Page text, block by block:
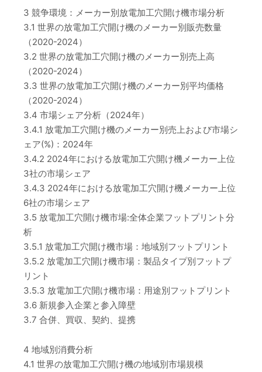
3 競争環境：メーカー別放電加工穴開け機市場分析
3.1 世界の放電加工穴開け機のメーカー別販売数量
（2020-2024）
3.2 世界の放電加工穴開け機のメーカー別売上高
（2020-2024）
3.3 世界の放電加工穴開け機のメーカー別平均価格
（2020-2024）
3.4 市場シェア分析（2024年）
3.4.1 放電加工穴開け機のメーカー別売上および市場シ
ェア(%)：2024年
3.4.2 2024年における放電加工穴開け機メーカー上位
3社の市場シェア
3.4.3 2024年における放電加工穴開け機メーカー上位
6社の市場シェア
3.5 放電加工穴開け機市場:全体企業フットプリント分
析
3.5.1 放電加工穴開け機市場：地域別フットプリント
3.5.2 放電加工穴開け機市場：製品タイプ別フットプ
リント
3.5.3 放電加工穴開け機市場：用途別フットプリント
3.6 新規参入企業と参入障壁
3.7 合併、買収、契約、提携
4 地域別消費分析
4.1 世界の放電加工穴開け機の地域別市場規模